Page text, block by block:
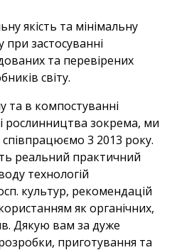
якість та мінімальну
при застосуванні
та перевірених
світу.
та в компостуванні
рослинництва зокрема, ми
3 2013 року.
реальний практичний
технологій
культур, рекомендацій
як органічних,
Дякую вам за дуже
приготування та